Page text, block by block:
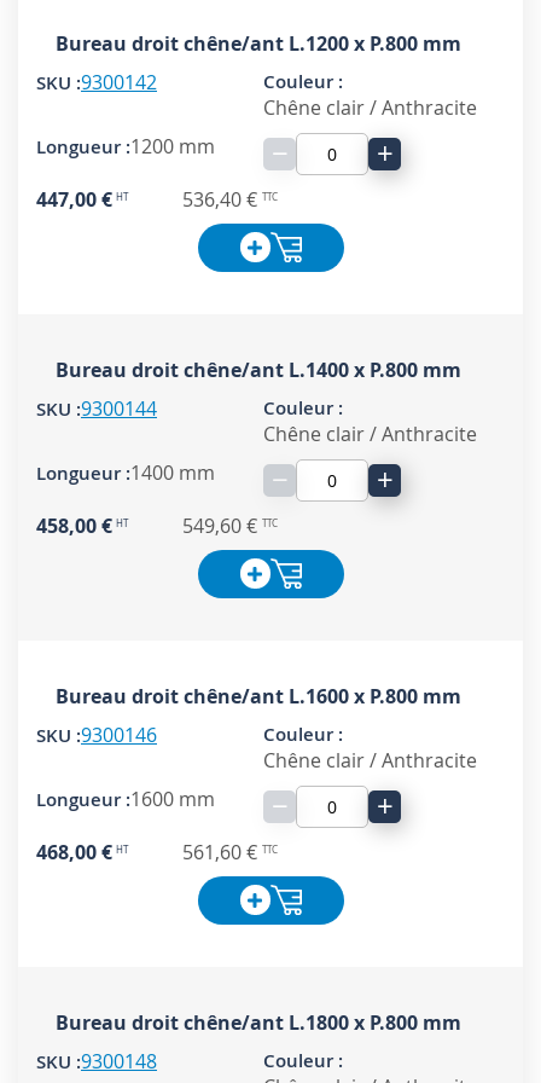
Bureau droit chêne/ant L.1200 x P.800 mm
9300142
Chêne clair / Anthracite
1200 mm
− +
447,00 € 536,40 €
Bureau droit chêne/ant L.1400 x P.800 mm
9300144
Chêne clair / Anthracite
1400 mm
− +
458,00 € 549,60 €
Bureau droit chêne/ant L.1600 x P.800 mm
9300146
Chêne clair / Anthracite
1600 mm
− +
468,00 € 561,60 €
Bureau droit chêne/ant L.1800 x P.800 mm
9300148